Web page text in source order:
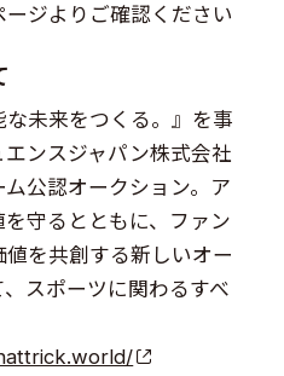
ジよりご確認ください
な未来をつくる。』を事
ンスジャパン株式会社
公認オークション。ア
守るとともに、ファン
を共創する新しいオー
スポーツに関わるすべ